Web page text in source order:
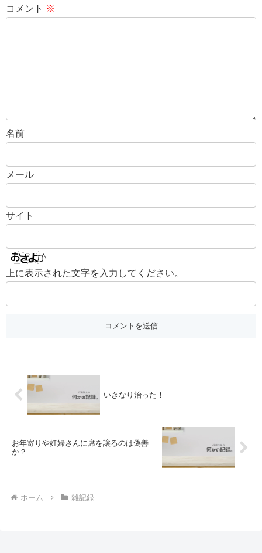
コメント ※
名前
メール
サイト
上に表示された文字を入力してください。
いきなり治った！
お年寄りや妊婦さんに席を譲るのは偽善
か？
ホーム 雑記録